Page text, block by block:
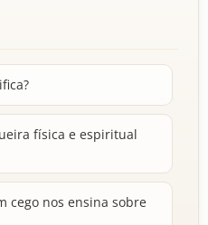
física e espiritual
cego nos ensina sobre